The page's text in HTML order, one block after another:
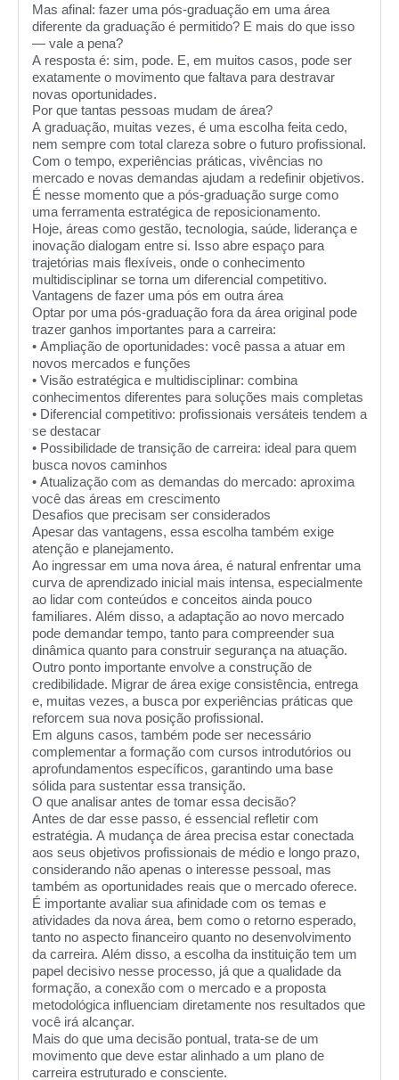
Mas afinal: fazer uma pós-graduação em uma área
diferente da graduação é permitido? E mais do que isso
— vale a pena?
A resposta é: sim, pode. E, em muitos casos, pode ser
exatamente o movimento que faltava para destravar
novas oportunidades.
Por que tantas pessoas mudam de área?
A graduação, muitas vezes, é uma escolha feita cedo,
nem sempre com total clareza sobre o futuro profissional.
Com o tempo, experiências práticas, vivências no
mercado e novas demandas ajudam a redefinir objetivos.
É nesse momento que a pós-graduação surge como
uma ferramenta estratégica de reposicionamento.
Hoje, áreas como gestão, tecnologia, saúde, liderança e
inovação dialogam entre si. Isso abre espaço para
trajetórias mais flexíveis, onde o conhecimento
multidisciplinar se torna um diferencial competitivo.
Vantagens de fazer uma pós em outra área
Optar por uma pós-graduação fora da área original pode
trazer ganhos importantes para a carreira:
• Ampliação de oportunidades: você passa a atuar em
novos mercados e funções
• Visão estratégica e multidisciplinar: combina
conhecimentos diferentes para soluções mais completas
• Diferencial competitivo: profissionais versáteis tendem a
se destacar
• Possibilidade de transição de carreira: ideal para quem
busca novos caminhos
• Atualização com as demandas do mercado: aproxima
você das áreas em crescimento
Desafios que precisam ser considerados
Apesar das vantagens, essa escolha também exige
atenção e planejamento.
Ao ingressar em uma nova área, é natural enfrentar uma
curva de aprendizado inicial mais intensa, especialmente
ao lidar com conteúdos e conceitos ainda pouco
familiares. Além disso, a adaptação ao novo mercado
pode demandar tempo, tanto para compreender sua
dinâmica quanto para construir segurança na atuação.
Outro ponto importante envolve a construção de
credibilidade. Migrar de área exige consistência, entrega
e, muitas vezes, a busca por experiências práticas que
reforcem sua nova posição profissional.
Em alguns casos, também pode ser necessário
complementar a formação com cursos introdutórios ou
aprofundamentos específicos, garantindo uma base
sólida para sustentar essa transição.
O que analisar antes de tomar essa decisão?
Antes de dar esse passo, é essencial refletir com
estratégia. A mudança de área precisa estar conectada
aos seus objetivos profissionais de médio e longo prazo,
considerando não apenas o interesse pessoal, mas
também as oportunidades reais que o mercado oferece.
É importante avaliar sua afinidade com os temas e
atividades da nova área, bem como o retorno esperado,
tanto no aspecto financeiro quanto no desenvolvimento
da carreira. Além disso, a escolha da instituição tem um
papel decisivo nesse processo, já que a qualidade da
formação, a conexão com o mercado e a proposta
metodológica influenciam diretamente nos resultados que
você irá alcançar.
Mais do que uma decisão pontual, trata-se de um
movimento que deve estar alinhado a um plano de
carreira estruturado e consciente.